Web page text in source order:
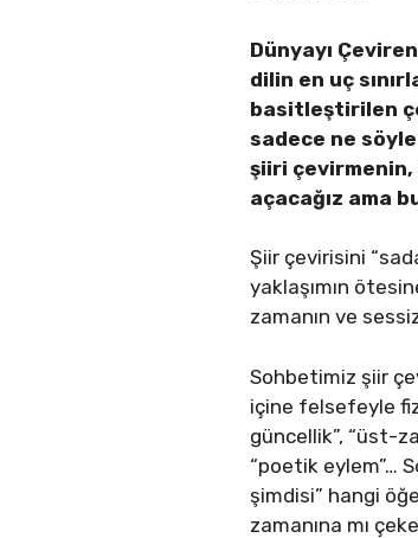
Dünyayı
dilin en uç
basitleştirilen
sadece ne
şiiri çevirmenin,
açacağız ama
Şiir çevirisini
yaklaşımın
zamanın ve
Sohbetimiz şiir
içine felsefeyle
güncellik”, “üst-
“poetik eylem”…
şimdisi” hangi
zamanına mı